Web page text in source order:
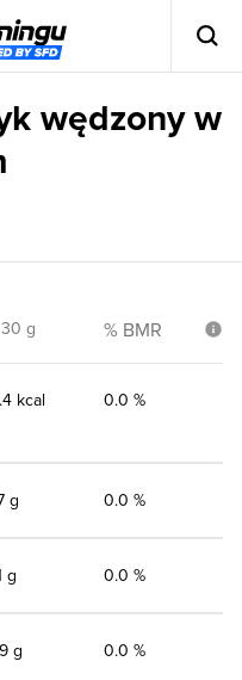
wędzony w
g % BMR
kcal 0.0 %
g 0.0 %
g 0.0 %
g 0.0 %